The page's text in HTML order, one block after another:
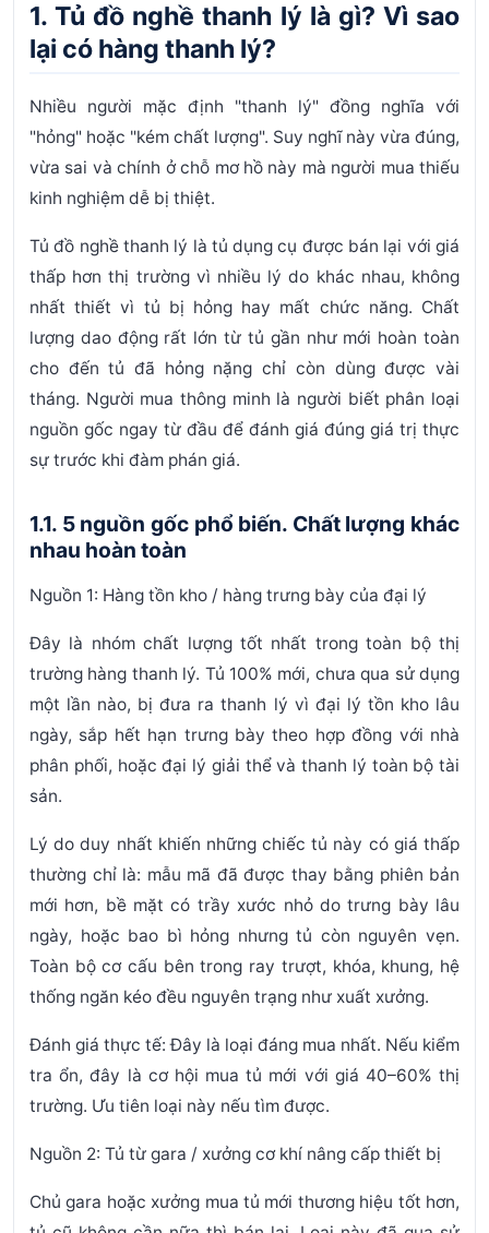
6.2. Những điều phải xác nhận trước khi đặt cọc
bất kỳ đồng nào
1. Tủ đồ nghề thanh lý là gì? Vì sao
lại có hàng thanh lý?
Nhiều người mặc định "thanh lý" đồng nghĩa với
"hỏng" hoặc "kém chất lượng". Suy nghĩ này vừa đúng,
vừa sai và chính ở chỗ mơ hồ này mà người mua thiếu
kinh nghiệm dễ bị thiệt.
Tủ đồ nghề thanh lý là tủ dụng cụ được bán lại với giá
thấp hơn thị trường vì nhiều lý do khác nhau, không
nhất thiết vì tủ bị hỏng hay mất chức năng. Chất
lượng dao động rất lớn từ tủ gần như mới hoàn toàn
cho đến tủ đã hỏng nặng chỉ còn dùng được vài
tháng. Người mua thông minh là người biết phân loại
nguồn gốc ngay từ đầu để đánh giá đúng giá trị thực
sự trước khi đàm phán giá.
1.1. 5 nguồn gốc phổ biến. Chất lượng khác
nhau hoàn toàn
Nguồn 1: Hàng tồn kho / hàng trưng bày của đại lý
Đây là nhómchất lượng tốt nhất trong toàn bộ thị
trường hàng thanh lý. Tủ 100% mới, chưa qua sử dụng
một lần nào, bị đưa ra thanh lý vì đại lý tồn kho lâu
ngày, sắp hết hạn trưng bày theo hợp đồng với nhà
phân phối, hoặc đại lý giải thể và thanh lý toàn bộ tài
sản.
Lý do duy nhất khiến những chiếc tủ này có giá thấp
thường chỉ là: mẫu mã đã được thay bằng phiên bản
mới hơn, bề mặt có trầy xước nhỏ do trưng bày lâu
ngày, hoặc bao bì hỏng nhưng tủ còn nguyên vẹn.
Toàn bộ cơ cấu bên trong ray trượt, khóa, khung, hệ
thống ngăn kéo đều nguyên trạng như xuất xưởng.
Đánh giá thực tế: Đây là loại đáng mua nhất. Nếu kiểm
tra ổn, đây là cơ hội mua tủ mới với giá 40–60% thị
trường. Ưu tiên loại này nếu tìm được.
Nguồn 2: Tủ từ gara / xưởng cơ khí nâng cấp thiết bị
Chủ gara hoặc xưởng mua tủ mới thương hiệu tốt hơn,